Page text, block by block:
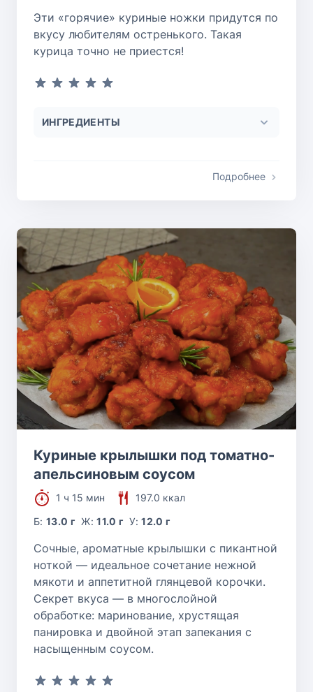
Эти «горячие» куриные ножки придутся по
вкусу любителям остренького. Такая
курица точно не приестся!
ИНГРЕДИЕНТЫ
Подробнее
Куриные крылышки под томатно-
апельсиновым соусом
1 ч 15 мин
197.0 ккал
Б:13.0 г Ж:11.0 г У:12.0 г
Сочные, ароматные крылышки с пикантной
ноткой — идеальное сочетание нежной
мякоти и аппетитной глянцевой корочки.
Секрет вкуса — в многослойной
обработке: маринование, хрустящая
панировка и двойной этап запекания с
насыщенным соусом.